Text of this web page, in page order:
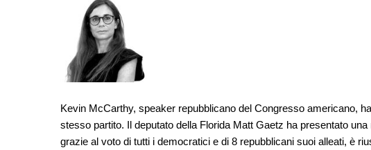
Kevin McCarthy, speaker repubblicano del Congresso americano,
stesso partito. Il deputato della Florida Matt Gaetz ha presentato
grazie al voto di tutti i democratici e di 8 repubblicani suoi alleati, è